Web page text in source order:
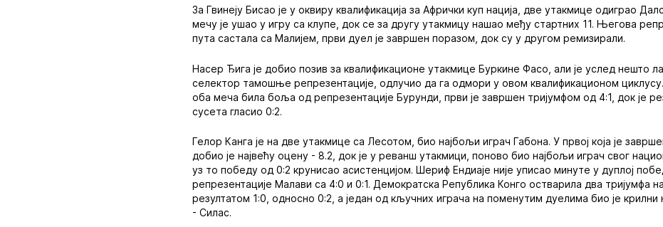
За Гвинеју Бисао је у оквиру квалификација за Афрички куп нација, две утакмице одиграо
мечу је ушао у игру са клупе, док се за другу утакмицу нашао међу стартних 11. Његова
пута састала са Малијем, први дуел је завршен поразом, док су у другом ремизирали.
Насер Ђига је добио позив за квалификационе утакмице Буркине Фасо, али је услед нешто
селектор тамошње репрезентације, одлучио да га одмори у овом квалификационом
оба меча била боља од репрезентације Бурунди, први је завршен тријумфом од 4:1, док је
сусета гласио 0:2.
Гелор Канга је на две утакмице са Лесотом, био најбољи играч Габона. У првој која је
добио је највећу оцену - 8.2, док је у реванш утакмици, поново био најбољи играч свог
уз то победу од 0:2 крунисао асистенцијом. Шериф Ендиаје није уписао минуте у дуплој
репрезентације Малави са 4:0 и 0:1. Демократска Република Конго остварила два тријумфа
резултатом 1:0, односно 0:2, а један од кључних играча на поменутим дуелима био је
- Силас.